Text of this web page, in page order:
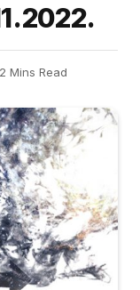
2 Mins Read